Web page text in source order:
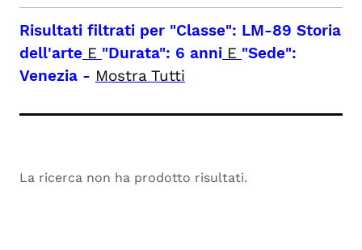
Risultati filtrati per "Classe": LM-89 Storia
dell'arte E "Durata": 6 anni E "Sede":
Venezia - Mostra Tutti
La ricerca non ha prodotto risultati.